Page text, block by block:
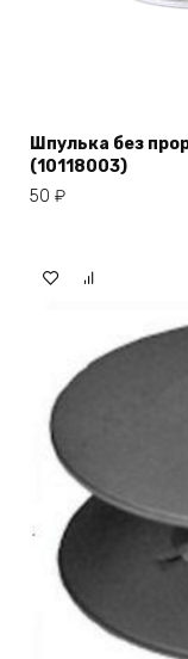
Шпулька без
(10118003)
50 ₽